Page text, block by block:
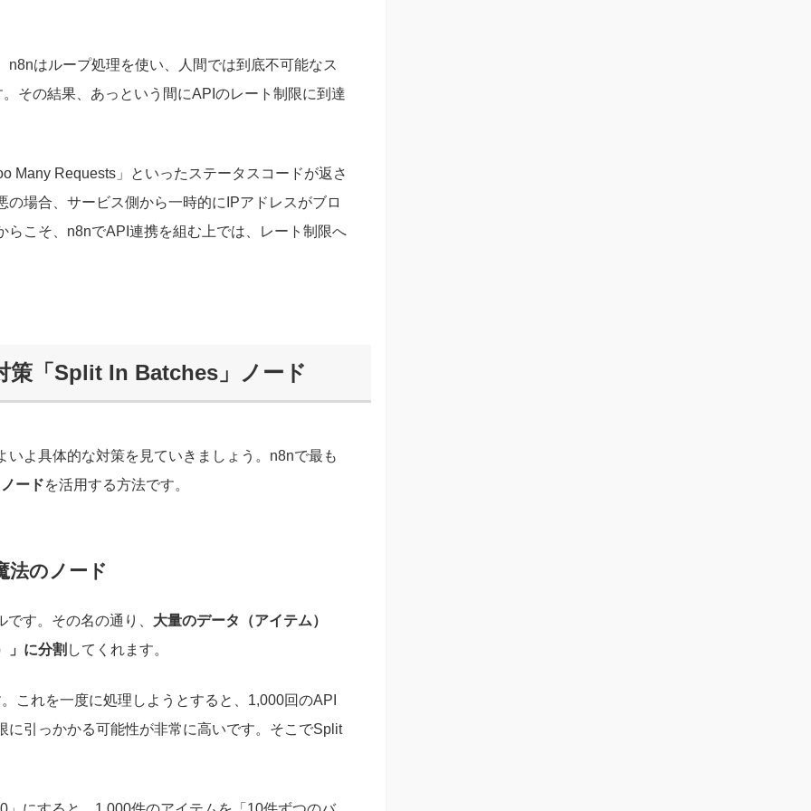
はループ処理を使い、人間では到底不可能なス
その結果、あっという間にAPIのレート制限に到達
Many Requests」といったステータスコードが返さ
場合、サービス側から一時的にIPアドレスがブロ
こそ、n8nでAPI連携を組む上では、レート制限へ
策「Split In Batches」ノード
よ具体的な対策を見ていきましょう。n8nで最も
ードを活用する方法です。
法のノード
す。その名の通り、 大量のデータ（アイテム）
」に分割 してくれます。
これを一度に処理しようとすると、1,000回のAPI
引っかかる可能性が非常に高いです。そこでSplit